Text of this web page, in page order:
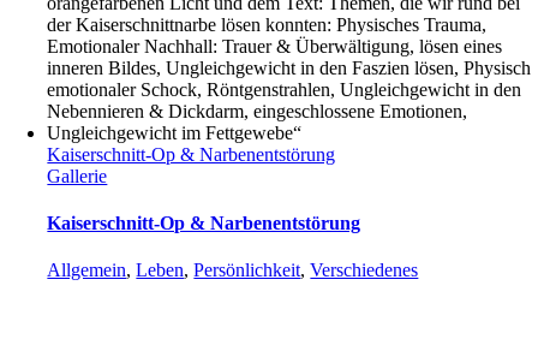
Kaiserschnitt-Op & Narbenentstörung
Gallerie
Kaiserschnitt-Op & Narbenentstörung
Allgemein,Leben,Persönlichkeit,Verschiedenes